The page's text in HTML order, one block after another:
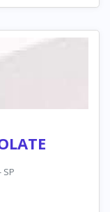
SP